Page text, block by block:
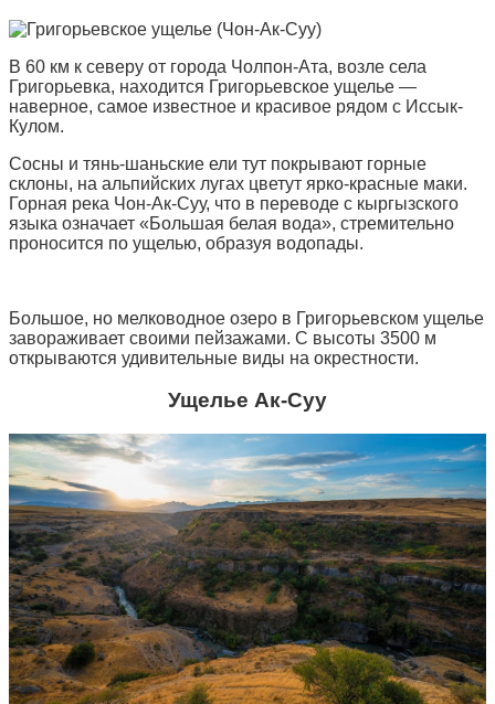
В 60 км к северу от города Чолпон-Ата, возле села
Григорьевка, находится Григорьевское ущелье —
наверное, самое известное и красивое рядом с Иссык-
Кулом.
Сосны и тянь-шаньские ели тут покрывают горные
склоны, на альпийских лугах цветут ярко-красные маки.
Горная река Чон-Ак-Суу, что в переводе с кыргызского
языка означает «Большая белая вода», стремительно
проносится по ущелью, образуя водопады.
Большое, но мелководное озеро в Григорьевском ущелье
завораживает своими пейзажами. С высоты 3500 м
открываются удивительные виды на окрестности.
Ущелье Ак-Суу